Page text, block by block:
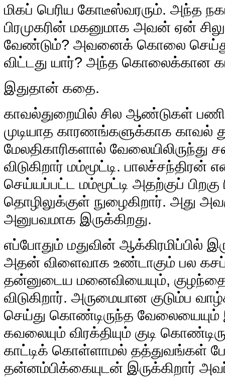
மிகப் பெரிய கோடீஸ்வரரும். அந்த
பிரமுகரின் மகனுமாக அவன் ஏன்
வேண்டும்? அவனைக் கொலை
விட்டது யார்? அந்த கொலைக்கான
இதுதான் கதை.
காவல்துறையில் சில ஆண்டுகள்
முடியாத காரணங்களுக்காக காவல்
மேலதிகாரிகளால்
விடுகிறார் மம்மூட்டி.
செய்யப்பட்ட மம்மூட்டி அதற்குப்
தொழிலுக்குள் நுழைகிறார். அது
அனுபவமாக இருக்கிறது.
எப்போதும் மதுவின் ஆக்கிரமிப்பில்
அதன் விளைவாக உண்டாகும் பல
தன்னுடைய மனைவியையும்,
விடுகிறார். அருமையான குடும்ப
செய்து கொண்டிருந்த வேலையையும்
கவலையும் விரக்தியும் குடி
காட்டிக் கொள்ளாமல் தத்துவங்கள்
தன்னம்பிக்கையுடன் இருக்கிறார்